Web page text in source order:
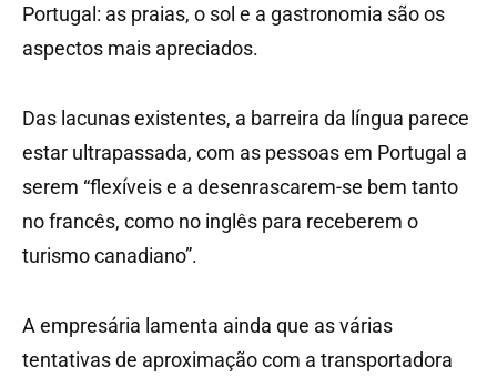
Portugal: as praias, o sol e a gastronomia são os
aspectos mais apreciados.
Das lacunas existentes, a barreira da língua parece
estar ultrapassada, com as pessoas em Portugal a
serem “flexíveis e a desenrascarem-se bem tanto
no francês, como no inglês para receberem o
turismo canadiano”.
A empresária lamenta ainda que as várias
tentativas de aproximação com a transportadora